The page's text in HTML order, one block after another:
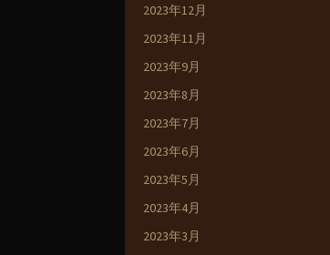
2023年12月
2023年11月
2023年9月
2023年8月
2023年7月
2023年6月
2023年5月
2023年4月
2023年3月